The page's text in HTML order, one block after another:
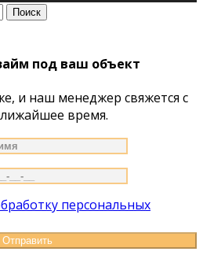
под ваш объект
и наш менеджер свяжется с
время.
персональных